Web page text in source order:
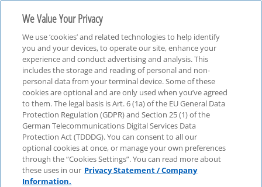
Tax
We Value Your Privacy
We use ‘cookies’ and related technologies to help identify
you and your devices, to operate our site, enhance your
experience and conduct advertising and analysis. This
includes the storage and reading of personal and non-
personal data from your terminal device. Some of these
cookies are optional and are only used when you’ve agreed
to them. The legal basis is Art. 6 (1a) of the EU General Data
Protection Regulation (GDPR) and Section 25 (1) of the
German Telecommunications Digital Services Data
Protection Act (TDDDG). You can consent to all our
optional cookies at once, or manage your own preferences
through the “Cookies Settings”. You can read more about
these uses in our Privacy Statement / Company
Information.